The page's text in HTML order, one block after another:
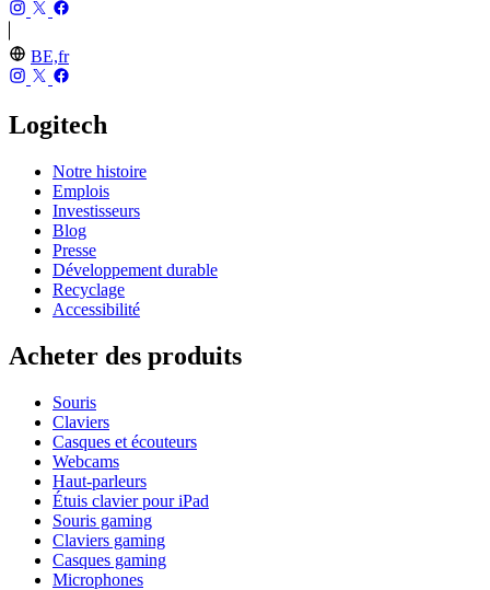
BE,fr
Logitech
Notre histoire
Emplois
Investisseurs
Blog
Presse
Développement durable
Recyclage
Accessibilité
Acheter des produits
Souris
Claviers
Casques et écouteurs
Webcams
Haut-parleurs
Étuis clavier pour iPad
Souris gaming
Claviers gaming
Casques gaming
Microphones